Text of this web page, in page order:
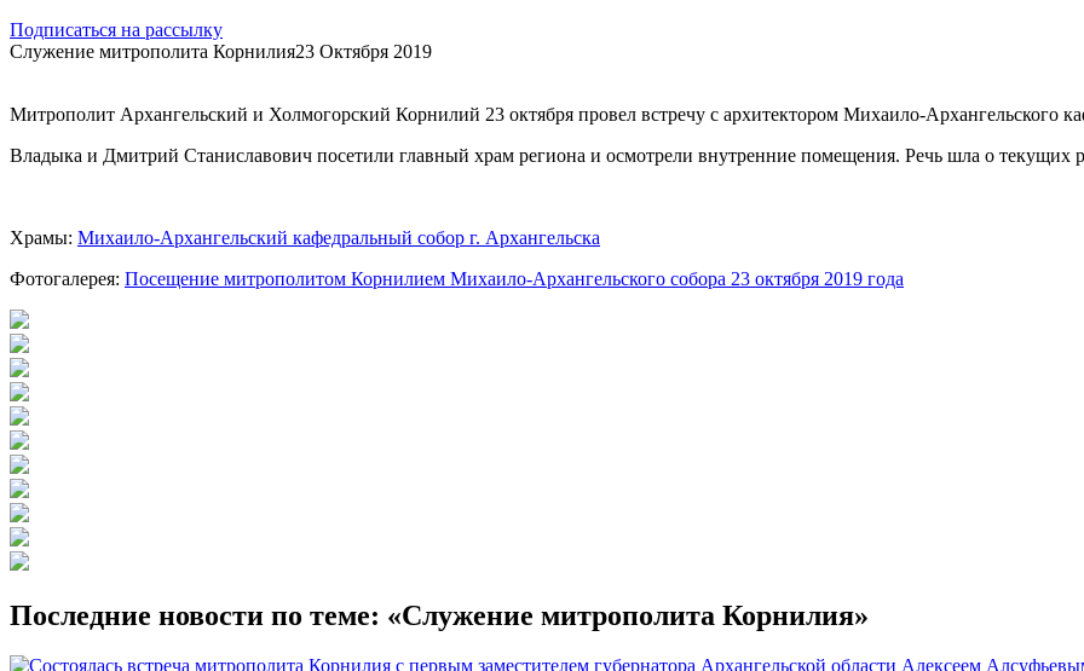
Подписаться на рассылку
Служение митрополита Корнилия23 Октября 2019
Митрополит Архангельский и Холмогорский Корнилий 23 октября провел встречу с архитектором Михаило-Архангельского
Владыка и Дмитрий Станиславович посетили главный храм региона и осмотрели внутренние помещения. Речь шла о текущих
Храмы: Михаило-Архангельский кафедральный собор г. Архангельска
Фотогалерея: Посещение митрополитом Корнилием Михаило-Архангельского собора 23 октября 2019 года
Последние новости по теме: «Служение митрополита Корнилия»